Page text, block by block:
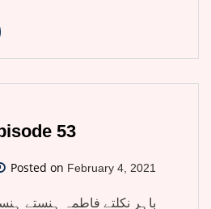
53
Posted on February 4, 2021